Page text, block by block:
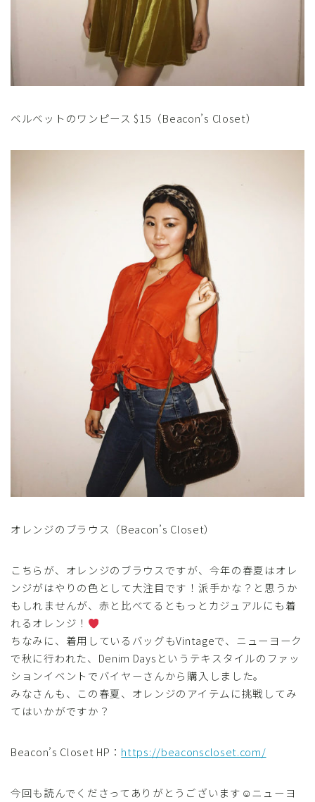
ベルベットのワンピース $15（Beacon’s Closet）
オレンジのブラウス（Beacon’s Closet）
こちらが、オレンジのブラウスですが、今年の春夏はオレ
ンジがはやりの色として大注目です！派手かな？と思うか
もしれませんが、赤と比べてるともっとカジュアルにも着
れるオレンジ！
ちなみに、着用しているバッグもVintageで、ニューヨーク
で秋に行われた、Denim Daysというテキスタイルのファッ
ションイベントでバイヤーさんから購入しました。
みなさんも、この春夏、オレンジのアイテムに挑戦してみ
てはいかがですか？
Beacon’s Closet HP： https://beaconscloset.com/
今回も読んでくださってありがとうございます☺ニューヨ